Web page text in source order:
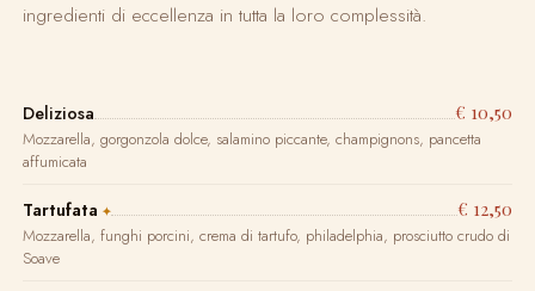
ingredienti di eccellenza in tutta la loro complessità.
Deliziosa € 10,50
Mozzarella, gorgonzola dolce, salamino piccante, champignons, pancetta
affumicata
Tartufata € 12,50
Mozzarella, funghi porcini, crema di tartufo, philadelphia, prosciutto crudo di
Soave